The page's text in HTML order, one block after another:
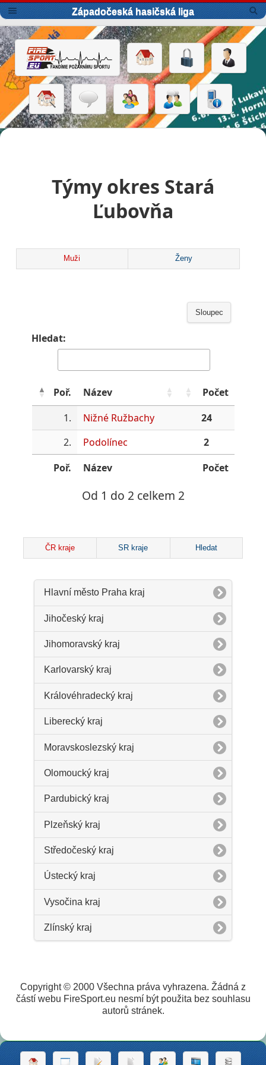
Západočeská hasičská liga
Týmy okres Stará
Ľubovňa
Muži Ženy
Sloupec
Hledat:
Poř. Název
Počet
1.
Nižné Ružbachy
24
2.
Podolínec
2
Poř.
Název Počet
Od 1 do 2 celkem 2
ČR kraje SR kraje Hledat
Hlavní město Praha kraj
Jihočeský kraj
Jihomoravský kraj
Karlovarský kraj
Královéhradecký kraj
Liberecký kraj
Moravskoslezský kraj
Olomoucký kraj
Pardubický kraj
Plzeňský kraj
Středočeský kraj
Ústecký kraj
Vysočina kraj
Zlínský kraj
Copyright © 2000 Všechna práva vyhrazena. Žádná z
částí webu FireSport.eu nesmí být použita bez souhlasu
autorů stránek.